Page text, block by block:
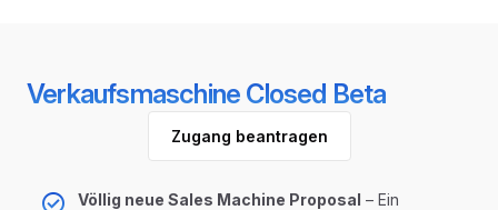
Verkaufsmaschine Closed Beta
Zugang beantragen
Völlig neue Sales Machine Proposal – Ein